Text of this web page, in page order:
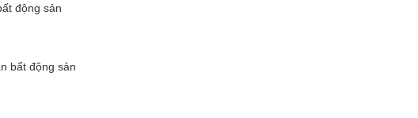
động sản
bất động sản